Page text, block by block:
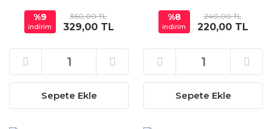
%9
indirim
360,00 TL
329,00 TL
Sepete Ekle
%8
indirim
240,00 TL
220,00 TL
Sepete Ekle